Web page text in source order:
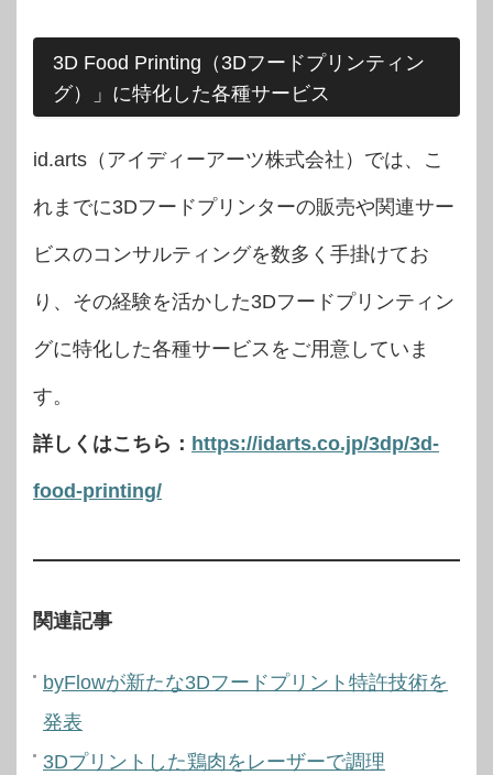
3D Food Printing（3Dフードプリンティン
グ）」に特化した各種サービス
id.arts（アイディーアーツ株式会社）では、こ
れまでに3Dフードプリンターの販売や関連サー
ビスのコンサルティングを数多く手掛けてお
り、その経験を活かした3Dフードプリンティン
グに特化した各種サービスをご用意していま
す。
詳しくはこちら： https://idarts.co.jp/3dp/3d-
food-printing/
関連記事
byFlowが新たな3Dフードプリント特許技術を
発表
3Dプリントした鶏肉をレーザーで調理